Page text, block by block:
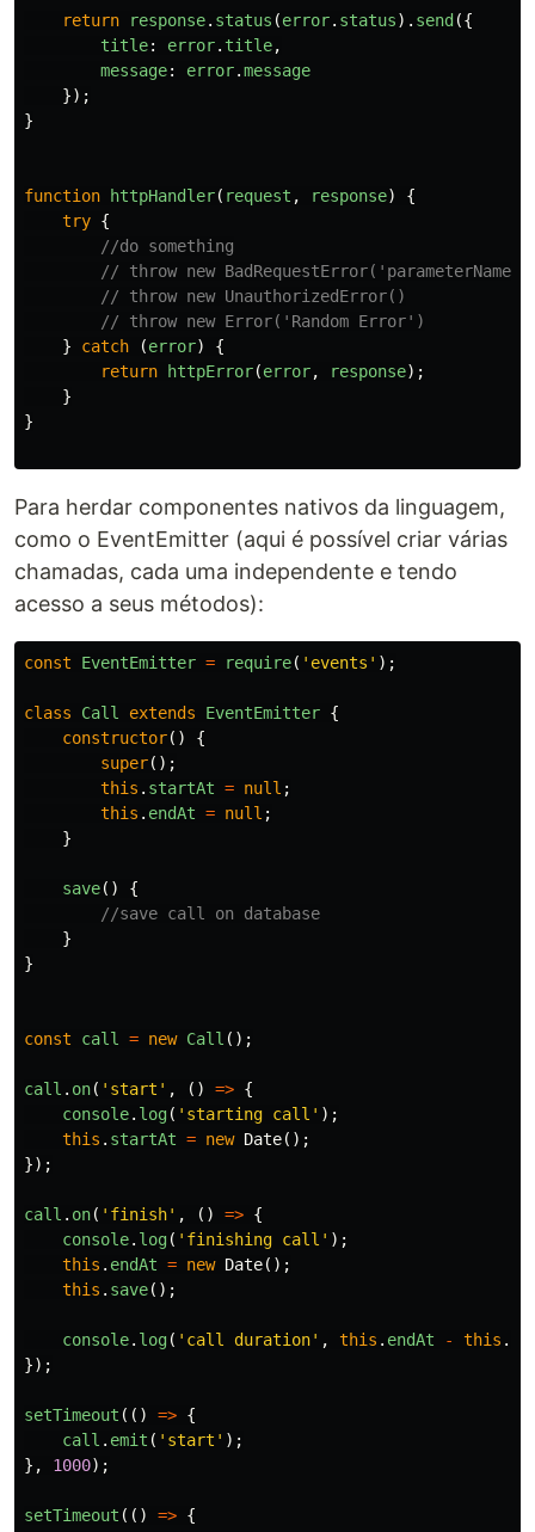
return response. status (error. status). send({
title: error. title,
message: error.message
});
}
function httpHandler( request , response)
{
try {
//do something
// throw new BadRequestError('parameterName')
// throw new UnauthorizedError()
// throw new Error('Random Error')
}
catch (error)
{
return httpError(error, response);
}
}
Para herdar componentes nativos da linguagem,
como o EventEmitter (aqui é possível criar várias
chamadas, cada uma independente e tendo
acesso a seus métodos):
const EventEmitter = require( ' events ' );
class Call extends EventEmitter {
constructor()
{
super();
this . startAt = null ;
this . endAt = null ;
}
save()
{
//save call on database
}
}
const call = new Call ();
call . on( ' start ' , () => {
console. log( ' starting call ' );
this . startAt = new Date();
});
call . on( ' finish' , () => {
console. log( ' finishing call ' );
this . endAt = new Date();
this . save();
console. log( ' call duration' , this . endAt - this .
});
setTimeout (() => {
call . emit ( ' start ' );
},
1000);
setTimeout (() => {